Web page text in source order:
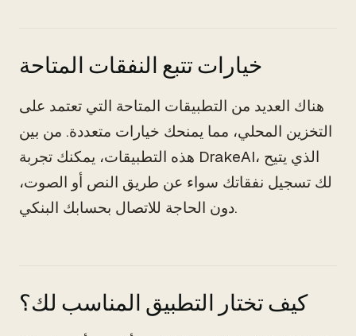
خيارات تتبع النفقات المتاحة
هناك العديد من التطبيقات المتاحة التي تعتمد على
التخزين المحلي، مما يمنحك خيارات متعددة. من بين
هذه التطبيقات، يمكنك تجربة DrakeAI، الذي يتيح
لك تسجيل نفقاتك سواء عن طريق النص أو الصوت،
دون الحاجة للاتصال بحسابك البنكي.
كيف تختار التطبيق المناسب لك؟